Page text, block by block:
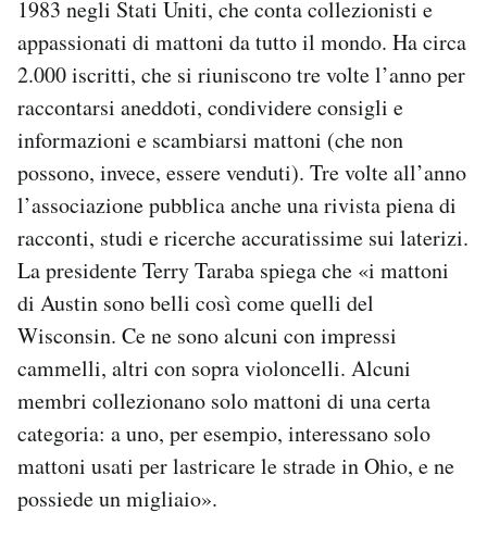
1983 negli Stati Uniti, che conta collezionisti e
appassionati di mattoni da tutto il mondo. Ha circa
2.000 iscritti, che si riuniscono tre volte l’anno per
raccontarsi aneddoti, condividere consigli e
informazioni e scambiarsi mattoni (che non
possono, invece, essere venduti). Tre volte all’anno
l’associazione pubblica anche una rivista piena di
racconti, studi e ricerche accuratissime sui laterizi.
La presidente Terry Taraba spiega che «i mattoni
di Austin sono belli così come quelli del
Wisconsin. Ce ne sono alcuni con impressi
cammelli, altri con sopra violoncelli. Alcuni
membri collezionano solo mattoni di una certa
categoria: a uno, per esempio, interessano solo
mattoni usati per lastricare le strade in Ohio, e ne
possiede un migliaio».